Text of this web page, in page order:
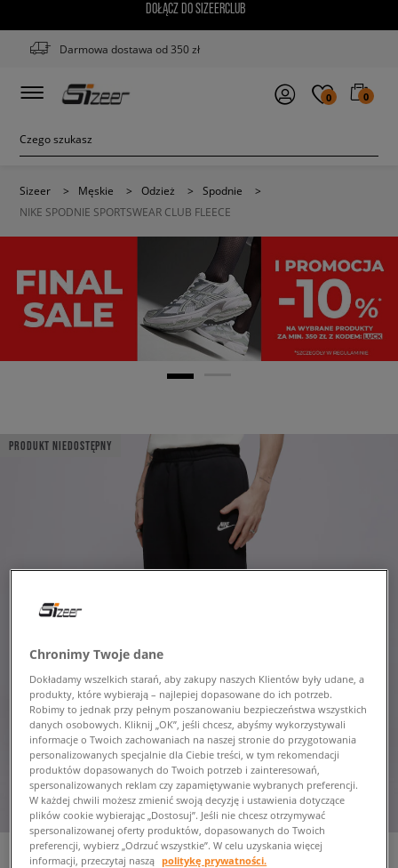
DOŁĄCZ DO SIZEERCLUB
Darmowa dostawa od 350 zł
0 0
Sizeer > Męskie > Odzież > Spodnie
>
NIKE SPODNIE SPORTSWEAR CLUB FLEECE
PRODUKT NIEDOSTĘPNY
Chronimy Twoje dane
Dokładamy wszelkich starań, aby zakupy naszych Klientów były udane, a
produkty, które wybierają – najlepiej dopasowane do ich potrzeb.
Robimy to jednak przy pełnym poszanowaniu bezpieczeństwa wszystkich
danych osobowych. Kliknij „OK”, jeśli chcesz, abyśmy wykorzystywali
informacje o Twoich zachowaniach na naszej stronie do przygotowania
personalizowanych specjalnie dla Ciebie treści, w tym rekomendacji
produktów dopasowanych do Twoich potrzeb i zainteresowań,
spersonalizowanych reklam czy zapamiętywanie wybranych preferencji.
W każdej chwili możesz zmienić swoją decyzję i ustawienia dotyczące
plików cookie wybierając „Dostosuj”. Jeśli nie chcesz otrzymywać
spersonalizowanej oferty produktów, dopasowanych do Twoich
preferencji, wybierz „Odrzuć wszystkie”. W celu uzyskania więcej
informacji, przeczytaj naszą politykę prywatności.